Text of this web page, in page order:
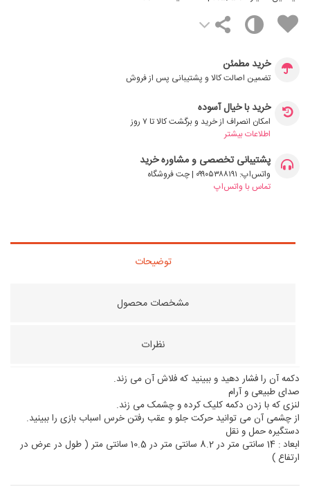
خرید مطمئن
تضمین اصالت کالا و پشتیبانی پس از فروش
خرید با خیال آسوده
امکان انصراف از خرید و برگشت کالا تا ۷ روز
اطلاعات بیشتر
پشتیبانی تخصصی و مشاوره خرید
واتس‌اپ: ۰۹۹۰۵۳۸۸۱۹۱ | چت فروشگاه
تماس با واتس‌اپ
توضیحات
مشخصات محصول
نظرات
دکمه آن را فشار دهید و ببینید که فلاش آن می زند.
صدای طبیعی و آرام
لنزی که با زدن دکمه کلیک کرده و چشمک می زند.
از چشمی آن می توانید حرکت جلو و عقب رفتن خرس اسباب بازی را ببینید.
دستگیره حمل و نقل
ابعاد : 14 سانتی متر در 8.2 سانتی متر در 10.5 سانتی متر ( طول در عرض در
ارتفاع )